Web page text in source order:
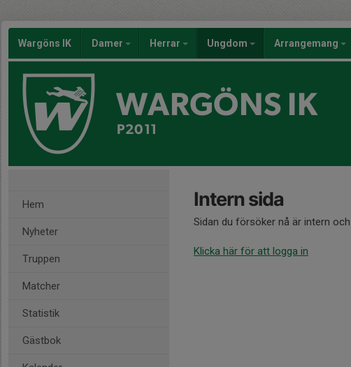
Wargöns IK Damer Herrar Ungdom Arrangemang
WARGÖNS IK
P2011
Hem
Nyheter
Truppen
Matcher
Statistik
Gästbok
Intern sida
Sidan du försöker nå är intern
Klicka här för att logga in